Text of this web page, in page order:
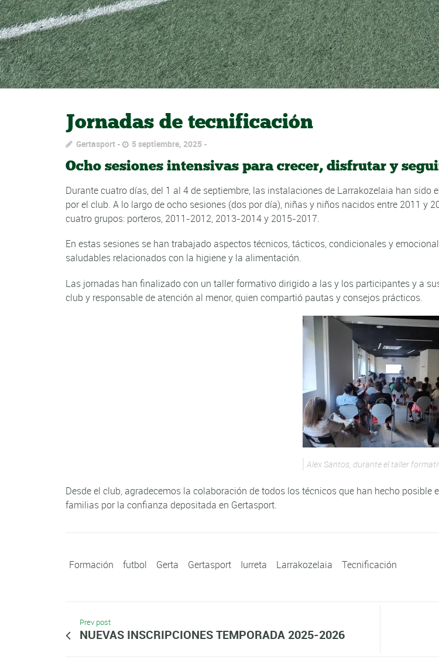
Jornadas de tecnificación
Gertasport 5 septiembre, 2025
Ocho sesiones intensivas para crecer, disfrutar y
Durante cuatro días, del 1 al 4 de septiembre, las instalaciones de Larrakozelaia han
por el club. A lo largo de ocho sesiones (dos por día), niñas y niños nacidos entre 2011 y
cuatro grupos: porteros, 2011-2012, 2013-2014 y 2015-2017.
En estas sesiones se han trabajado aspectos técnicos, tácticos, condicionales y
saludables relacionados con la higiene y la alimentación.
Las jornadas han finalizado con un taller formativo dirigido a las y los participantes y a
club y responsable de atención al menor, quien compartió pautas y consejos prácticos.
Alex Santos, durante el taller
Desde el club, agradecemos la colaboración de todos los técnicos que han hecho
familias por la confianza depositada en Gertasport.
Formación futbol Gerta Gertasport Iurreta Larrakozelaia Tecnificación
Prev post
NUEVAS INSCRIPCIONES TEMPORADA 2025-2026